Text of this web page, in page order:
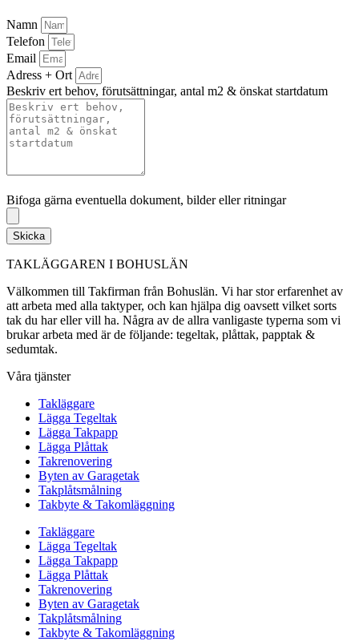
Namn
Telefon
Email
Adress + Ort
Beskriv ert behov, förutsättningar, antal m2 & önskat startdatum
Bifoga gärna eventuella dokument, bilder eller ritningar
Skicka
TAKLÄGGAREN I BOHUSLÄN
Välkommen till Takfirman från Bohuslän. Vi har stor erfarenhet av
att arbeta med alla taktyper, och kan hjälpa dig oavsett vilket sorts
tak du har eller vill ha. Några av de allra vanligaste typerna som vi
brukar arbeta med är de följande: tegeltak, plåttak, papptak &
sedumtak.
Våra tjänster
Takläggare
Lägga Tegeltak
Lägga Takpapp
Lägga Plåttak
Takrenovering
Byten av Garagetak
Takplåtsmålning
Takbyte & Takomläggning
Takläggare
Lägga Tegeltak
Lägga Takpapp
Lägga Plåttak
Takrenovering
Byten av Garagetak
Takplåtsmålning
Takbyte & Takomläggning